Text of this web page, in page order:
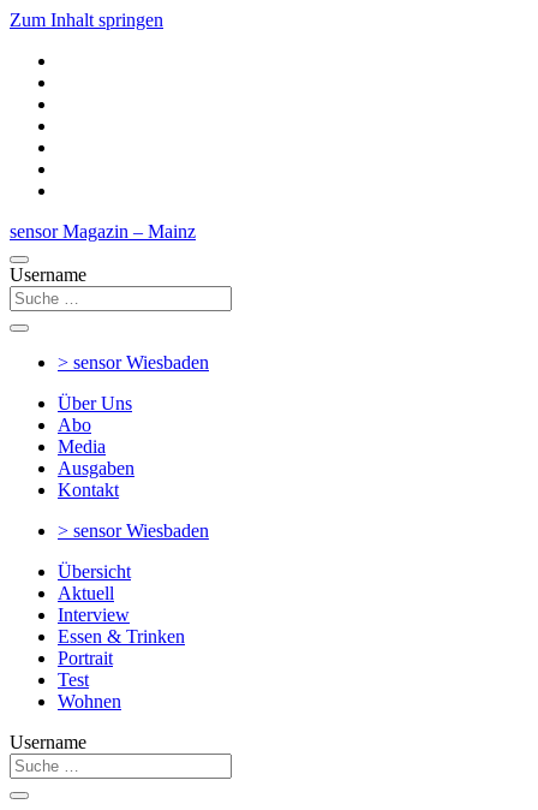
Zum Inhalt springen
sensor Magazin – Mainz
Username
> sensorWiesbaden
Über Uns
Abo
Media
Ausgaben
Kontakt
> sensorWiesbaden
Übersicht
Aktuell
Interview
Essen & Trinken
Portrait
Test
Wohnen
Username